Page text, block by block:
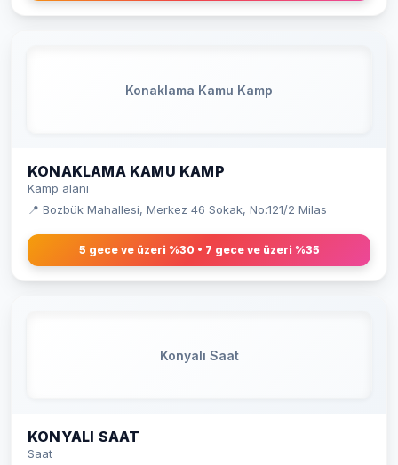
Konaklama Kamu Kamp
KONAKLAMA KAMU KAMP
Kamp alanı
📍 Bozbük Mahallesi, Merkez 46 Sokak, No:121/2 Milas
5 gece ve üzeri %30 • 7 gece ve üzeri %35
Konyalı Saat
KONYALI SAAT
Saat